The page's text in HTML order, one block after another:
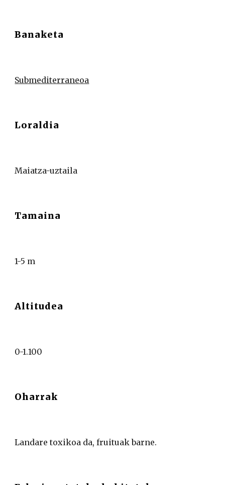
Banaketa
Submediterraneoa
Loraldia
Maiatza-uztaila
Tamaina
1-5 m
Altitudea
0-1.100
Oharrak
Landare toxikoa da, fruituak barne.